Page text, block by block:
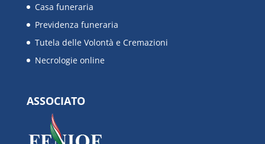
Casa funeraria
Previdenza funeraria
Tutela delle Volontà e Cremazioni
Necrologie online
ASSOCIATO